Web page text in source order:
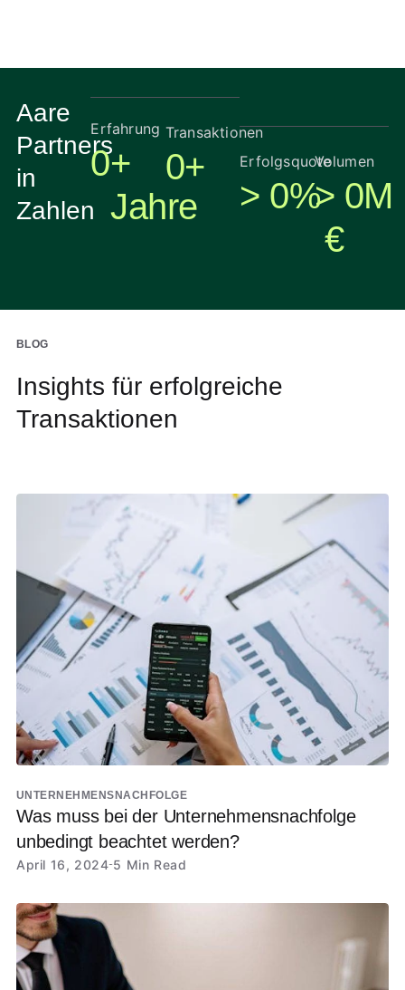
Aare
Partners
in
Zahlen
Erfahrung
0+
Jahre
Transaktionen
0+ Erfolgsquote
> 0%
Volumen
>
€
0M
BLOG
Insights für erfolgreiche
Transaktionen
UNTERNEHMENSNACHFOLGE
Was muss bei der Unternehmensnachfolge
unbedingt beachtet werden?
April 16, 2024 5 Min Read